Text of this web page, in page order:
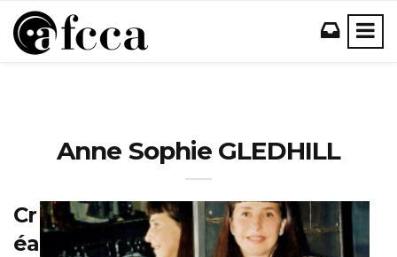
Anne Sophie GLEDHILL
Cr
éa